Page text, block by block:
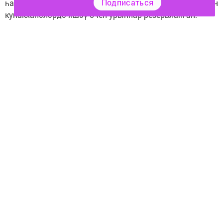
һава торышы шартлары начарайган очракта, алар өчен
кунакханәләрдә яшәү өчен урыннар резервланган.
Подписаться